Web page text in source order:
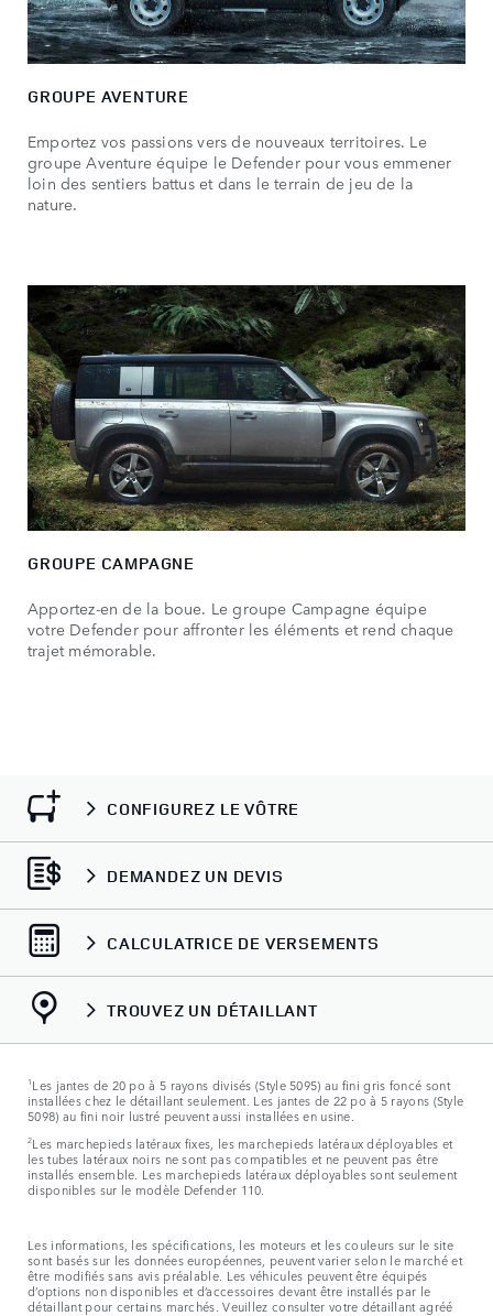
GROUPE AVENTURE
Emportez vos passions vers de nouveaux territoires. Le
groupe Aventure équipe le Defender pour vous emmener
loin des sentiers battus et dans le terrain de jeu de la
nature.
GROUPE CAMPAGNE
Apportez-en de la boue. Le groupe Campagne équipe
votre Defender pour affronter les éléments et rend chaque
trajet mémorable.
CONFIGUREZ LE VÔTRE
DEMANDEZ UN DEVIS
CALCULATRICE DE VERSEMENTS
TROUVEZ UN DÉTAILLANT
1 Les jantes de 20 po à 5 rayons divisés (Style 5095) au fini gris foncé sont
installées chez le détaillant seulement. Les jantes de 22 po à 5 rayons (Style
5098) au fini noir lustré peuvent aussi installées en usine.
2Les marchepieds latéraux fixes, les marchepieds latéraux déployables et
les tubes latéraux noirs ne sont pas compatibles et ne peuvent pas être
installés ensemble. Les marchepieds latéraux déployables sont seulement
disponibles sur le modèle Defender 110.
Les informations, les spécifications, les moteurs et les couleurs sur le site
sont basés sur les données européennes, peuvent varier selon le marché et
être modifiés sans avis préalable. Les véhicules peuvent être équipés
d’options non disponibles et d’accessoires devant être installés par le
détaillant pour certains marchés. Veuillez consulter votre détaillant agréé